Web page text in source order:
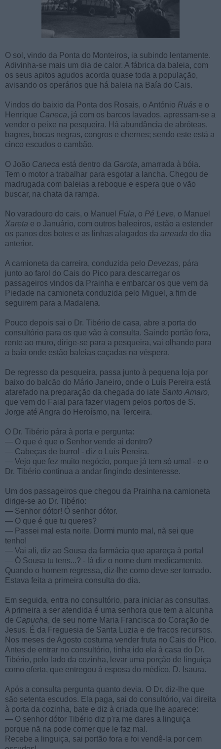
O sol, vindo da Ponta do Monteiros, ia subindo lentamente.
Adivinha-se mais um dia de calor. A fábrica da baleia, com
os seus apitos agudos acorda quase toda a população,
avisando os operários que há baleia na Baía do Cais.
Vindos do baixio da Ponta dos Rosais, o António Ruás e o
Henrique Caneca, já com os barcos lavados, apressam-se a
vender o peixe na pesqueira. Há abundância de abróteas,
bagres, bocas negras, congros e chernes; sendo este está a
cinco escudos o cambão.
O João Caneca está dentro da Garota, amarrada à bóia.
Tem o motor a trabalhar para esgotar a lancha. Chegou de
madrugada com baleias a reboque e espera que o vão
buscar, na chata da rampa.
No varadouro do cais, o Manuel Fula, o Pé Leve, o Manuel
Xareta e o Januário, com outros baleeiros, estão a estender
os panos dos botes e as linhas alagados da arreada do dia
anterior.
A camioneta da carreira, conduzida pelo Devezas, pára
junto ao farol do Cais do Pico para descarregar os
passageiros vindos da Prainha e embarcar os que vem da
Piedade na camioneta conduzida pelo Miguel, a fim de
seguirem para a Madalena.
Pouco depois sai o Dr. Tibério de casa, abre a porta do
consultório para os que vão à consulta. Saindo portão fora,
rente ao muro, dirige-se para a pesqueira, vai olhando para
a baía onde estão baleias caçadas na véspera.
De regresso da pesqueira, passa junto à pequena loja por
baixo do balcão do Mário Janeiro, onde o Luís Pereira está
atarefado na preparação da chegada do iate Santo Amaro,
que vem do Faial para fazer viagem pelos portos de S.
Jorge até Angra do Heroísmo, na Terceira.
O Dr. Tibério pára à porta e pergunta:
— O que é que o Senhor vende ai dentro?
— Cabeças de burro! - diz o Luís Pereira.
— Vejo que fez muito negócio, porque já tem só uma! - e o
Dr. Tibério continua a andar fingindo desinteresse.
Um dos passageiros que chegou da Prainha na camioneta
dirige-se ao Dr. Tibério:
— Senhor dótor! Ó senhor dótor.
— O que é que tu queres?
— Passei mal esta noite. Dormi munto mal, nã sei que
tenho!
— Vai ali, diz ao Sousa da farmácia que apareça à porta!
— Ó Sousa tu tens...? - lá diz o nome dum medicamento.
Quando o homem regressa, diz-lhe como deve ser tomado.
Estava feita a primeira consulta do dia.
Em seguida, entra no consultório, para iniciar as consultas.
A primeira a ser atendida é uma senhora que tem a alcunha
de Capucha, de seu nome Maria Francisca do Coração de
Jesus. É da Freguesia de Santa Luzia e de fracos recursos.
Nos meses de Agosto costuma vender fruta no Cais do Pico.
Antes de entrar no consultório, tinha ido ela à casa do Dr.
Tibério, pelo lado da cozinha, levar uma porção de linguiça
como oferta, que entregou à esposa do médico, D. Isaura.
Após a consulta pergunta quanto devia. O Dr. diz-lhe que
são setenta escudos. Ela paga, sai do consultório, vai direita
à porta da cozinha, bate e diz à criada que lhe aparece:
— O senhor dótor Tibério diz p'ra me dares a linguiça
porque nã na pode comer que le faz mal.
Recebe a linguiça, sai portão fora e foi vendê-la por cem